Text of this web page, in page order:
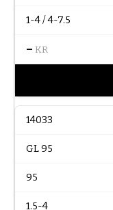
1-4 / 4-7.5
– KR
14033
GL 95
95
1.5-4